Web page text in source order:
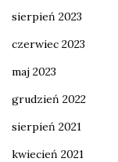
sierpień 2023
czerwiec 2023
maj 2023
grudzień 2022
sierpień 2021
kwiecień 2021